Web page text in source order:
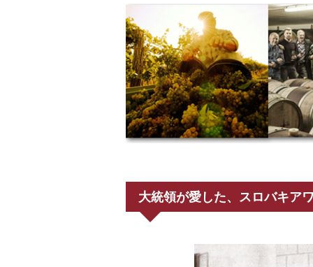
大統領が愛した、スロバキア